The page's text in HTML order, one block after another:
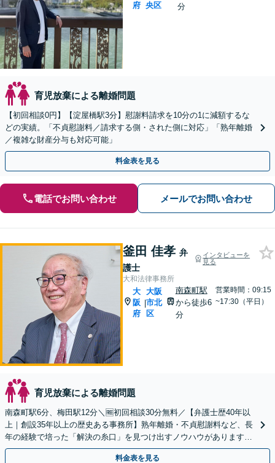
府 央区
分
育児放棄による離婚問題
【初回相談0円】【淀屋橋駅3分】慰謝料請求を10分の1に減額するな
どの実績。「不貞慰謝料／請求する側・された側に対応」「熟年離婚
／複雑な財産分与も対応可能」
料金表を見る
電話でお問い合わせ メールでお問い合わせ
釜田 佳孝 弁
護士
インタビューを
見る
大和法律事務所
大
阪
府
|
大阪
市北
区
南森町駅
から徒歩6
分
営業時間：09:15
~17:30（平日）
育児放棄による離婚問題
南森町駅6分、梅田駅12分＼🆓初回相談30分無料／【弁護士歴40年以
上｜創設35年以上の歴史ある事務所】熟年離婚・不貞慰謝料など、長
年の経験で培った「解決の糸口」を見つけ出すノウハウがあります。
複雑な財産分与もお任せください【完全個室】
料金表を見る